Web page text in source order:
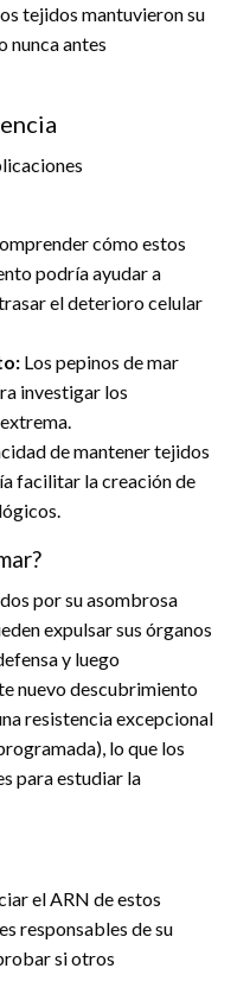
tejidos mantuvieron su
nunca antes
cómo estos
podría ayudar a
el deterioro celular
Los pepinos de mar
investigar los
de mantener tejidos
facilitar la creación de
por su asombrosa
expulsar sus órganos
y luego
nuevo descubrimiento
resistencia excepcional
lo que los
para estudiar la
el ARN de estos
responsables de su
si otros